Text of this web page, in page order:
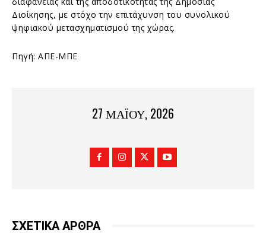
Διοίκησης, με στόχο την επιτάχυνση του συνολικού
ψηφιακού μετασχηματισμού της χώρας.
Πηγή: ΑΠΕ-ΜΠΕ
27 ΜΑΪ́ΟΥ, 2026
ΣΧΕΤΙΚΑ ΑΡΘΡΑ